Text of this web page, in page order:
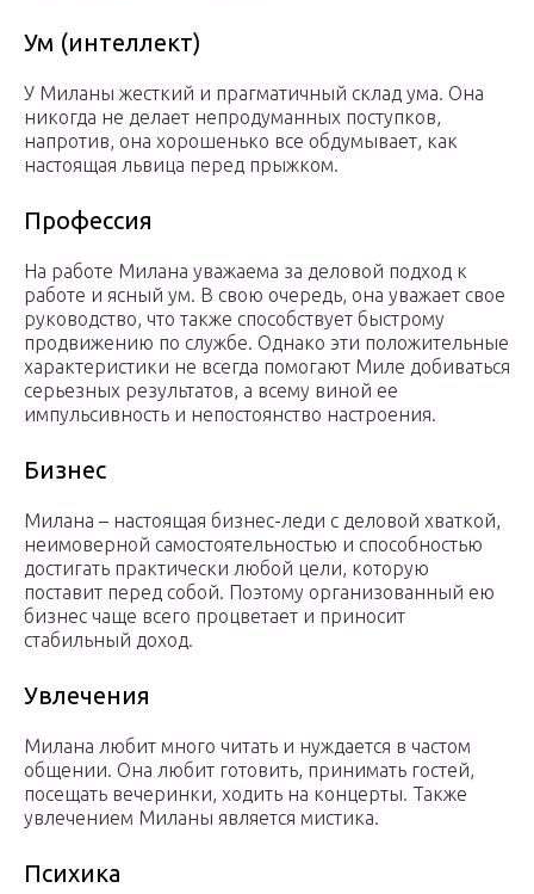
Ум (интеллект)
У Миланы жесткий и прагматичный склад ума. Она
никогда не делает непродуманных поступков,
напротив, она хорошенько все обдумывает, как
настоящая львица перед прыжком.
Профессия
На работе Милана уважаема за деловой подход к
работе и ясный ум. В свою очередь, она уважает свое
руководство, что также способствует быстрому
продвижению по службе. Однако эти положительные
характеристики не всегда помогают Миле добиваться
серьезных результатов, а всему виной ее
импульсивность и непостоянство настроения.
Бизнес
Милана – настоящая бизнес-леди с деловой хваткой,
неимоверной самостоятельностью и способностью
достигать практически любой цели, которую
поставит перед собой. Поэтому организованный ею
бизнес чаще всего процветает и приносит
стабильный доход.
Увлечения
Милана любит много читать и нуждается в частом
общении. Она любит готовить, принимать гостей,
посещать вечеринки, ходить на концерты. Также
увлечением Миланы является мистика.
Психика